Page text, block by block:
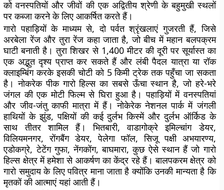
को वनस्पतियों और जीवों की एक अद्वितीय श्रेणी के बहुमुखी स्थलों
पर कब्जा करने के लिए आकर्षित करते हैं।
गारो पहाड़ियों के माध्यम से, दो पर्वत श्रृंखलाएं गुजरती हैं, जिसे
अरबेला रेंज और तुरा रेंज कहा जाता है, जो बीच में महान बलपक्रम
घाटी बनाती है। तुरा शिखर से 1,400 मीटर की दूरी पर सूर्यास्त का
एक अद्भुत दृश्य प्राप्त कर सकते हैं और लंबी पैदल यात्रा या रॉक
क्लाइम्बिंग करके इसकी चोटी को 5 किमी ट्रेक तक पहुँचा जा सकता
है। नोकरेक पीक गारो हिल्स का सबसे ऊँचा स्थान है, जो हरे-भरे
जंगल की एक मोटी फिल्म से घिरा हुआ है। पहाड़ियों में वनस्पतियां
और जीव-जंतु काफी मात्रा में हैं। नोकेरेक नेशनल पार्क में जंगली
हाथियों के झुंड, पक्षियों की कई दुर्लभ किस्में और दुर्लभ ऑर्किड के
साथ तीतर शामिल हैं। भितबारी, वाडागोक्रे इमिल्चांग डेयर,
विलियमनगर, रोंगबैंग डेयर, पेलेगा फॉल, सिजू पक्षी अभयारण्य,
एडोकग्रे, टेटेंग गुफा, नेंगकोंग, बाघमारा, कुछ ऐसे स्थान हैं जो गारो
हिल्स क्षेत्र में हमेशा से आकर्षण का केंद्र रहे हैं। बालपकरम क्षेत्र को
गारो समुदाय के लिए पवित्र माना जाता है क्योंकि उनकी मान्यता है कि
मृतकों की आत्माएं यहां आती हैं।